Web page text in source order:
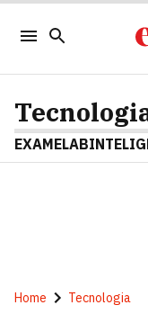
EXAMELAB
Home Tecnologia